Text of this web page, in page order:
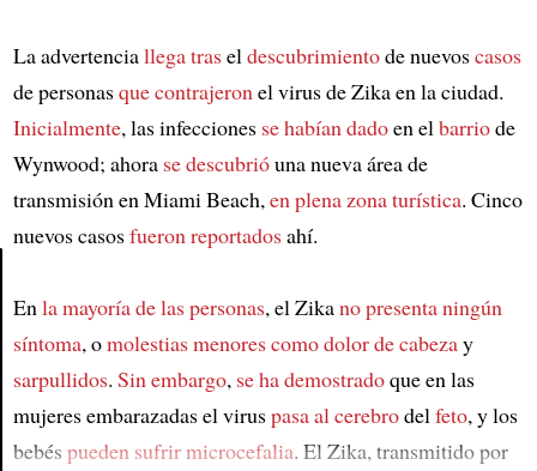
Article
La advertenciallega traseldescubrimientode nuevoscasos
de personasque contrajeronel virus de Zika en la ciudad.
Inicialmente, las infecciones se habían dadoen elbarriode
Wynwood; ahora se descubrióuna nueva área de
transmisión en Miami Beach,en plenazona turística. Cinco
nuevos casosfueron reportadosahí.
Enla mayoría de las personas, el Zikano presenta ningún
síntoma, omolestias menorescomo dolor de cabezay
sarpullidos. Sin embargo, se ha demostradoque en las
mujeres embarazadas el viruspasa al cerebrodelfeto, y los
bebés pueden sufrir microcefalia. El Zika, transmitido por